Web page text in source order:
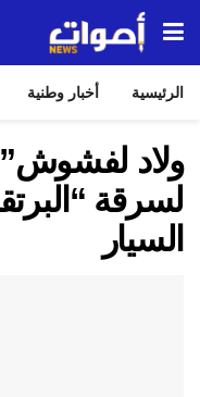
الرئيسية أخبار وطنية
ولاد
لسرقة
السيار